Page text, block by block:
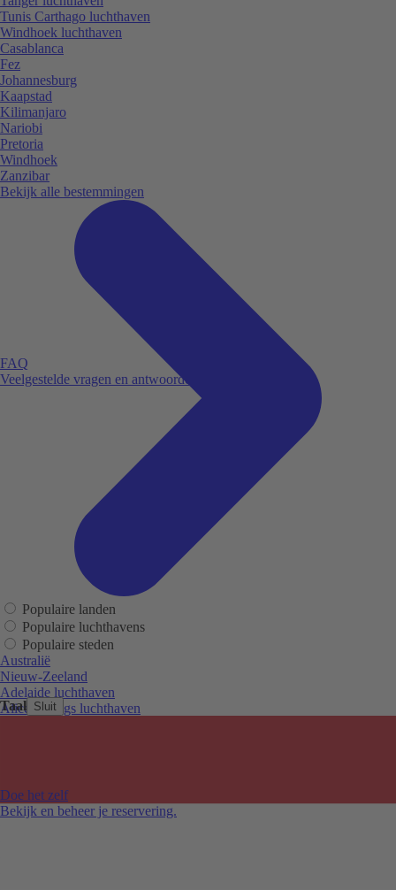
Taal Sluit
FAQ
Veelgestelde vragen en antwoorden.
Doe het zelf
Bekijk en beheer je reservering.
Tunis Carthago luchthaven
Windhoek luchthaven
Casablanca
Fez
Johannesburg
Kaapstad
Kilimanjaro
Nariobi
Pretoria
Windhoek
Zanzibar
Bekijk alle bestemmingen
Populaire landen
Populaire luchthavens
Populaire steden
Australië
Nieuw-Zeeland
Adelaide luchthaven
Alice Springs luchthaven
Melbourne Tullamarine luchthaven
Perth luchthaven
Sydney luchthaven